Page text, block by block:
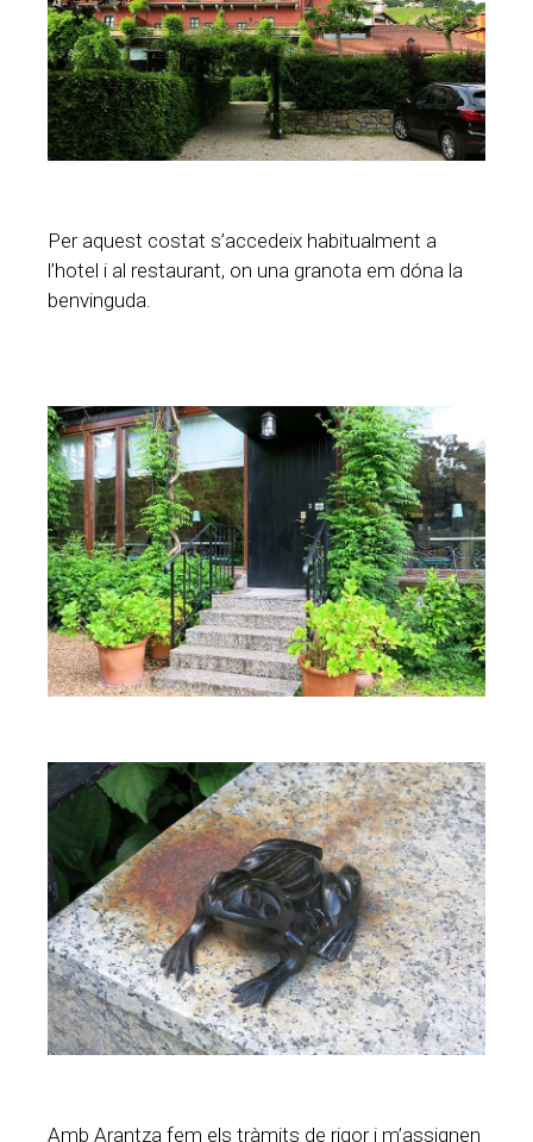
Per aquest costat s’accedeix habitualment a
l’hotel i al restaurant, on una granota em dóna la
benvinguda.
Amb Arantza fem els tràmits de rigor i m’assignen